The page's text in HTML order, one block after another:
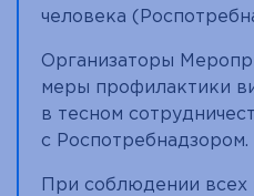
человека
Организаторы
меры профилактики
в тесном
с Роспотребнадзором.
При соблюдении